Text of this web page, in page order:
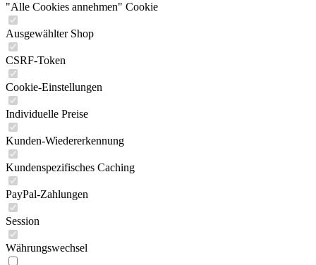
"Alle Cookies annehmen" Cookie
Ausgewählter Shop
CSRF-Token
Cookie-Einstellungen
Individuelle Preise
Kunden-Wiedererkennung
Kundenspezifisches Caching
PayPal-Zahlungen
Session
Währungswechsel